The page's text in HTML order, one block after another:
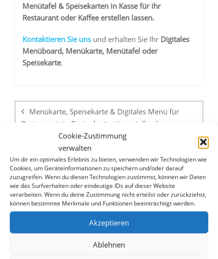
Cookie-Zustimmung
verwalten
Um dir ein optimales Erlebnis zu bieten, verwenden wir Technologien wie
Cookies, um Geräteinformationen zu speichern und/oder darauf
zuzugreifen. Wenn du diesen Technologien zustimmst, können wir Daten
wie das Surfverhalten oder eindeutige IDs auf dieser Website
verarbeiten. Wenn du deine Zustimmung nicht erteilst oder zurückziehst,
können bestimmte Merkmale und Funktionen beeinträchtigt werden.
Akzeptieren
Ablehnen
Menütafel & Speisekarten in Kasse für ihr
Restaurant oder Kaffee erstellen lassen.
Kontaktieren Sie uns und erhalten Sie Ihr Digitales
Menüboard, Menükarte, Menütafel oder
Speisekarte.
Menükarte, Speisekarte & Digitales Menü für
Restaurants in Rostock günstig erstellen lassen
Menükarte, Speisekarte & Digitales Menü für
Restaurants in Hagen günstig erstellen lassen
WHATSAPP & E-MAIL